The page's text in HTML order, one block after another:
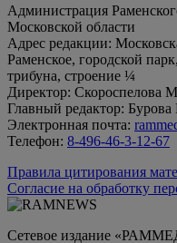
Администрация
Московской области
Адрес редакции:
Раменское, городской
трибуна, строение ¼
Директор: Скороспелова
Главный редактор:
Электронная почта:
Телефон: 8-496-46-3-12-67
Правила цитирования
Согласие на обработку
Сетевое издание